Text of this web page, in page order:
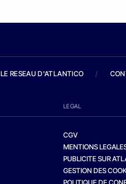
LE RESEAU D'ATLANTICO /
LEGAL
CGV
MENTIONS
PUBLICITE SUR
GESTION DES
POLITIQUE DE